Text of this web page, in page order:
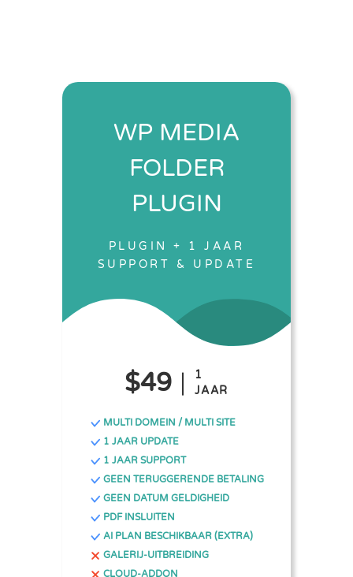
WP MEDIA
FOLDER
PLUGIN
PLUGIN + 1 JAAR
SUPPORT & UPDATE
$49
1
JAAR
MULTI DOMEIN / MULTI SITE
1 JAAR UPDATE
1 JAAR SUPPORT
GEEN TERUGGERENDE BETALING
GEEN DATUM GELDIGHEID
PDF INSLUITEN
AI PLAN BESCHIKBAAR (EXTRA)
GALERIJ-UITBREIDING
CLOUD-ADDON